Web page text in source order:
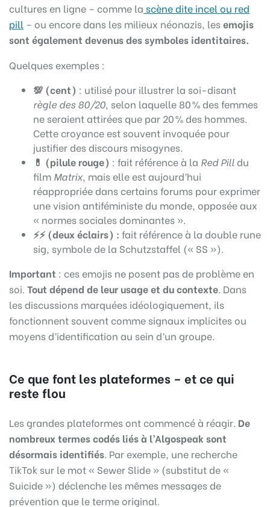
cultures en ligne – comme la scène dite incel ou red
pill – ou encore dans les milieux néonazis, lesemojis
sont également devenus des symboles identitaires.
Quelques exemples :
💯 (cent) : utilisé pour illustrer la soi-disant
règle des 80/20, selon laquelle 80 % des femmes
ne seraient attirées que par 20 % des hommes.
Cette croyance est souvent invoquée pour
justifier des discours misogynes.
💊 (pilule rouge) : fait référence à la Red Pilldu
film Matrix, mais elle est aujourd’hui
réappropriée dans certains forums pour exprimer
une vision antiféministe du monde, opposée aux
« normes sociales dominantes ».
⚡⚡ (deux éclairs) : fait référence à la double rune
sig, symbole de la Schutzstaffel (« SS »).
Important : ces emojis ne posent pas de problème en
soi. Tout dépend de leur usage et du contexte. Dans
les discussions marquées idéologiquement, ils
fonctionnent souvent comme signaux implicites ou
moyens d’identification au sein d’un groupe.
Ce que font les plateformes – et ce qui
reste flou
Les grandes plateformes ont commencé à réagir. De
nombreux termes codés liés à l’Algospeak sont
désormais identifiés. Par exemple, une recherche
TikTok sur le mot « Sewer Slide » (substitut de «
Suicide ») déclenche les mêmes messages de
prévention que le terme original.